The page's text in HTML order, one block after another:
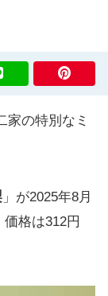
の特別なミ
」が2025年8月
格は312円